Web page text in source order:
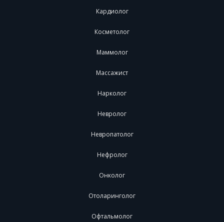
Кардиолог
Косметолог
Маммолог
Массажист
Нарколог
Невролог
Невропатолог
Нефролог
Онколог
Отоларинголог
Офтальмолог